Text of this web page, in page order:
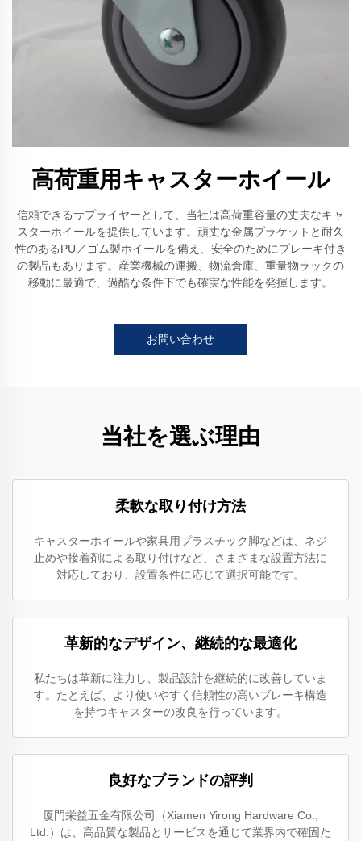
高荷重用キャスターホイール
信頼できるサプライヤーとして、当社は高荷重容量の丈夫なキャ
スターホイールを提供しています。頑丈な金属ブラケットと耐久
性のあるPU／ゴム製ホイールを備え、安全のためにブレーキ付き
の製品もあります。産業機械の運搬、物流倉庫、重量物ラックの
移動に最適で、過酷な条件下でも確実な性能を発揮します。
お問い合わせ
当社を選ぶ理由
柔軟な取り付け方法
キャスターホイールや家具用プラスチック脚などは、ネジ
止めや接着剤による取り付けなど、さまざまな設置方法に
対応しており、設置条件に応じて選択可能です。
革新的なデザイン、継続的な最適化
私たちは革新に注力し、製品設計を継続的に改善していま
す。たとえば、より使いやすく信頼性の高いブレーキ構造
を持つキャスターの改良を行っています。
良好なブランドの評判
厦門栄益五金有限公司（Xiamen Yirong Hardware Co.,
Ltd.）は、高品質な製品とサービスを通じて業界内で確固た